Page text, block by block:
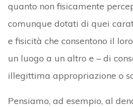
quanto non fisicamente
comunque dotati di quei
e fisicità che consentono il
un luogo a un altro e – di
illegittima appropriazione o
Pensiamo, ad esempio, al